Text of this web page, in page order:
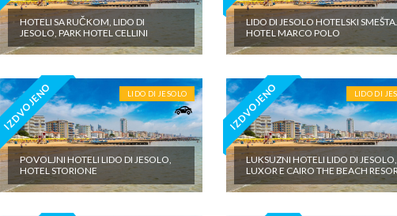
HOTELI SA RUČKOM, LIDO DI
JESOLO, PARK HOTEL CELLINI
LIDO DI JESOLO HOTELSKI
HOTEL MARCO POLO
IZDVOJENO LIDO DI JESOLO
POVOLJNI HOTELI LIDO DI JESOLO,
HOTEL STORIONE
IZDVOJENO LIDO DI
LUKSUZNI HOTELI LIDO DI JESOLO,
LUXOR E CAIRO THE BEACH